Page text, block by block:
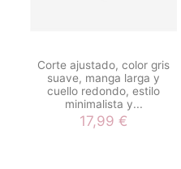
Corte ajustado, color gris
suave, manga larga y
cuello redondo, estilo
minimalista y...
17,99 €